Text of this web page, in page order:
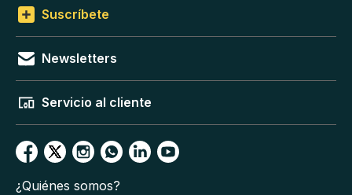
Suscríbete
Newsletters
Servicio al cliente
¿Quiénes somos?